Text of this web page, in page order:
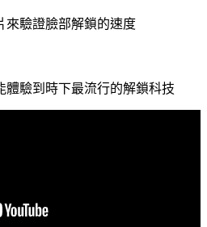
來驗證臉部解鎖的速度
體驗到時下最流行的解鎖科技